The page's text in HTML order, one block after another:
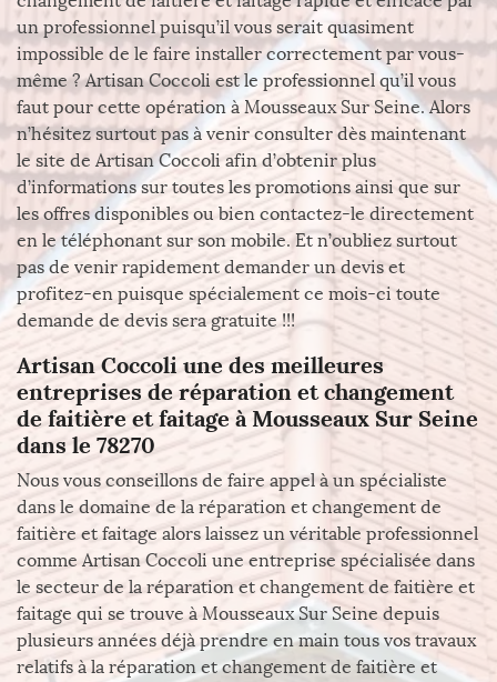
un professionnel puisqu’il vous serait quasiment
impossible de le faire installer correctement par vous-
même ? Artisan Coccoli est le professionnel qu’il vous
faut pour cette opération à Mousseaux Sur Seine. Alors
n’hésitez surtout pas à venir consulter dès maintenant
le site de Artisan Coccoli afin d’obtenir plus
d’informations sur toutes les promotions ainsi que sur
les offres disponibles ou bien contactez-le directement
en le téléphonant sur son mobile. Et n’oubliez surtout
pas de venir rapidement demander un devis et
profitez-en puisque spécialement ce mois-ci toute
demande de devis sera gratuite !!!
Artisan Coccoli une des meilleures
entreprises de réparation et changement
de faitière et faitage à Mousseaux Sur Seine
dans le 78270
Nous vous conseillons de faire appel à un spécialiste
dans le domaine de la réparation et changement de
faitière et faitage alors laissez un véritable professionnel
comme Artisan Coccoli une entreprise spécialisée dans
le secteur de la réparation et changement de faitière et
faitage qui se trouve à Mousseaux Sur Seine depuis
plusieurs années déjà prendre en main tous vos travaux
relatifs à la réparation et changement de faitière et